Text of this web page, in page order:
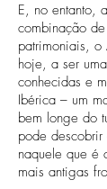
E, no entanto,
combinação
patrimoniais,
hoje, a ser
conhecidas e
Ibérica – um
bem longe do
pode
naquele que é
mais antigas